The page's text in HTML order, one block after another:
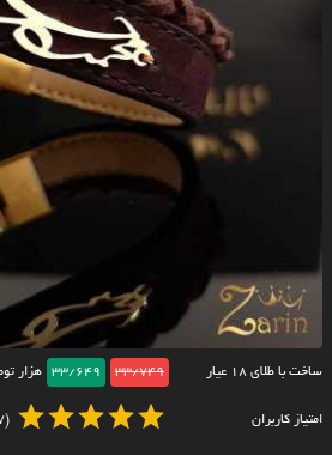
ساخت با طلای ۱۸ عیار 33/749
33/649 هزار
امتیاز کاربران (917)